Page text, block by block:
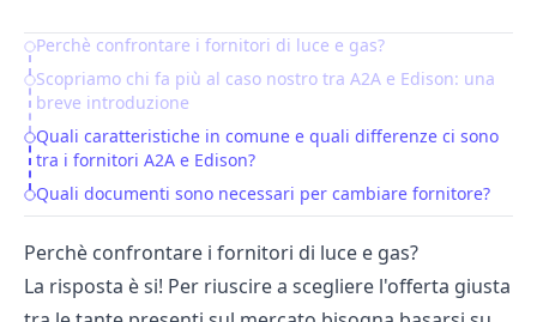
Table of Contents
Perchè confrontare i fornitori di luce e gas?
Scopriamo chi fa più al caso nostro tra A2A e Edison: una
breve introduzione
Quali caratteristiche in comune e quali differenze ci sono
tra i fornitori A2A e Edison?
Quali documenti sono necessari per cambiare fornitore?
Perchè confrontare i fornitori di luce e gas?
La risposta è si! Per riuscire a scegliere l'offerta giusta